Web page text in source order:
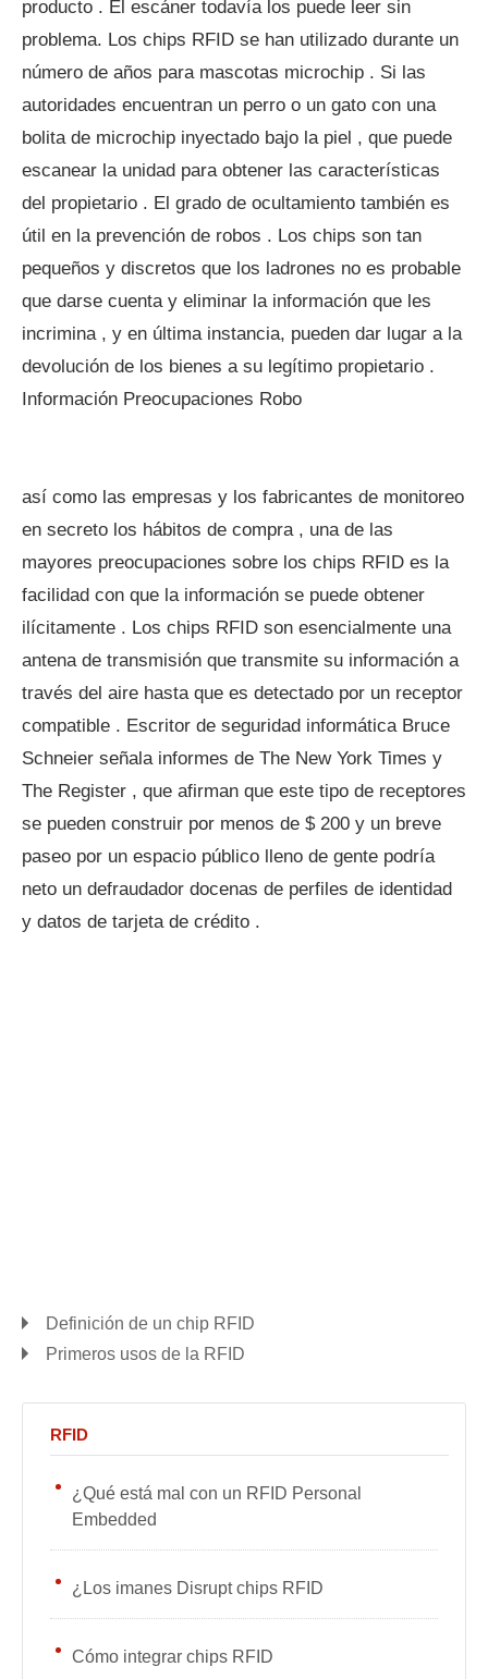
producto . El escáner todavía los puede leer sin
problema. Los chips RFID se han utilizado durante un
número de años para mascotas microchip . Si las
autoridades encuentran un perro o un gato con una
bolita de microchip inyectado bajo la piel , que puede
escanear la unidad para obtener las características
del propietario . El grado de ocultamiento también es
útil en la prevención de robos . Los chips son tan
pequeños y discretos que los ladrones no es probable
que darse cuenta y eliminar la información que les
incrimina , y en última instancia, pueden dar lugar a la
devolución de los bienes a su legítimo propietario .
Información Preocupaciones Robo
así como las empresas y los fabricantes de monitoreo
en secreto los hábitos de compra , una de las
mayores preocupaciones sobre los chips RFID es la
facilidad con que la información se puede obtener
ilícitamente . Los chips RFID son esencialmente una
antena de transmisión que transmite su información a
través del aire hasta que es detectado por un receptor
compatible . Escritor de seguridad informática Bruce
Schneier señala informes de The New York Times y
The Register , que afirman que este tipo de receptores
se pueden construir por menos de $ 200 y un breve
paseo por un espacio público lleno de gente podría
neto un defraudador docenas de perfiles de identidad
y datos de tarjeta de crédito .
Definición de un chip RFID
Primeros usos de la RFID
RFID
¿Qué está mal con un RFID Personal
Embedded
¿Los imanes Disrupt chips RFID
Cómo integrar chips RFID